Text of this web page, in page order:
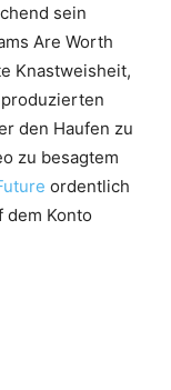
sein
Are Worth
Knastweisheit,
produzierten
den Haufen zu
zu besagtem
ordentlich
dem Konto